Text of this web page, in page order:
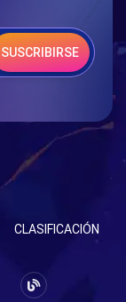
SUSCRIBIRSE
CLASIFICACIÓN